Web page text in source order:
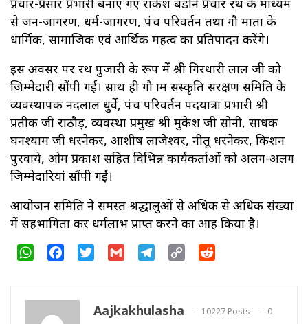
प्रचार-प्रसार प्रभारी बनाए गए राकेश बडोने प्रचार रथ के माध्यम
से जन-जागरण, धर्म-जागरण, पंच परिवर्तन तथा गौ माता के
धार्मिक, सामाजिक एवं आर्थिक महत्व का प्रतिपादन करेंगे।
इस अवसर पर रथ पुजारी के रूप में श्री गिरधारी लाल जी को
जिम्मेदारी सौंपी गई। साथ ही गौ ग्राम संस्कृति संरक्षण समिति के
व्यवस्थापक नंदलाल धुर्वे, पंच परिवर्तन पदयात्रा प्रभारी श्री
प्रतीक जी राठौड़, व्यवस्था प्रमुख श्री मुकेश जी सोनी, साधक
घनश्याम जी धरनेकर, आशीष लाजेश्वर, नीतू धरनेकर, किशन
पुरवाये, ओम प्रकाश सहित विभिन्न कार्यकर्ताओं को अलग-अलग
जिम्मेदारियां सौंपी गईं।
आयोजन समिति ने समस्त श्रद्धालुओं से अधिक से अधिक संख्या
में सहभागिता कर धर्मलाभ प्राप्त करने का आग्रह किया है।
WhatsAppFacebookTwitter Gmail Telegram
Copy
Aajkakhulasha 10227 Posts 0